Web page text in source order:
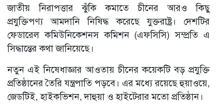
জাতীয় নিরাপত্তার ঝুঁকি কমাতে চীনের আরও কিছু
প্রযুক্তিপণ্য আমদানি নিষিদ্ধ করেছে যুক্তরাষ্ট্র। দেশটির
ফেডারেল কমিউনিকেশনস কমিশন (এফসিসি) সম্প্রতি এ
সিদ্ধান্তের কথা জানিয়েছে।
নতুন এই নিষেধাজ্ঞার আওতায় চীনের কয়েকটি বড় প্রযুক্তি
প্রতিষ্ঠানের তৈরি যন্ত্রপাতি পড়বে। এর মধ্যে রয়েছে হুয়াওয়ে,
জেডটিই, হাইকভিশন, দাহুয়া ও হাইটেরার মতো প্রতিষ্ঠান।